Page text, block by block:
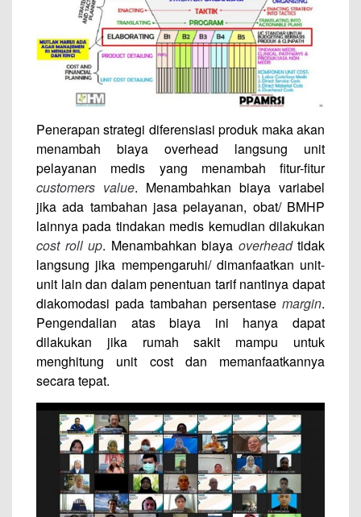
Penerapan strategi diferensiasi produk maka akan
menambah biaya overhead langsung unit
pelayanan medis yang menambah fitur-fitur
customers value. Menambahkan biaya variabel
jika ada tambahan jasa pelayanan, obat/ BMHP
lainnya pada tindakan medis kemudian dilakukan
cost roll up. Menambahkan biaya overheadtidak
langsung jika mempengaruhi/ dimanfaatkan unit-
unit lain dan dalam penentuan tarif nantinya dapat
diakomodasi pada tambahan persentase margin.
Pengendalian atas biaya ini hanya dapat
dilakukan jika rumah sakit mampu untuk
menghitung unit cost dan memanfaatkannya
secara tepat.